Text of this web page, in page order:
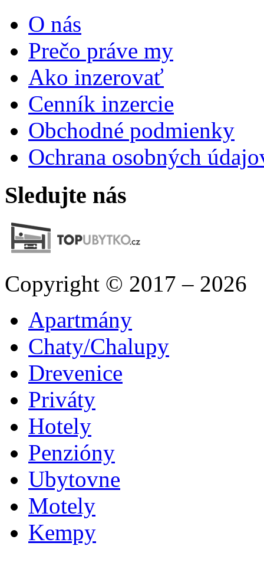
O nás
Prečo práve my
Ako inzerovať
Cenník inzercie
Obchodné podmienky
Ochrana osobných
Sledujte nás
Copyright © 2017 – 2026
Apartmány
Chaty/Chalupy
Drevenice
Priváty
Hotely
Penzióny
Ubytovne
Motely
Kempy